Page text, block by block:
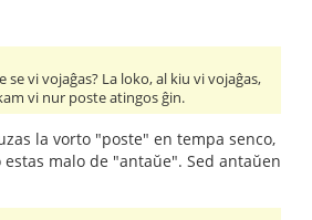
se vi vojaĝas? La loko, al kiu vi vojaĝas,
vi nur poste atingos ĝin.
la vorto "poste" en tempa senco,
malo de "antaŭe". Sed antaŭen